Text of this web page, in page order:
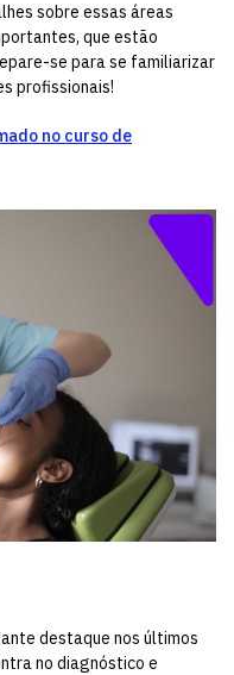
sobre essas áreas
que estão
se para se familiarizar
profissionais!
no curso de
destaque nos últimos
no diagnóstico e